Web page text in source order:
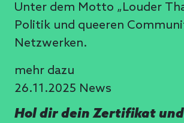
Unter dem Motto „Louder
Politik und queeren
Netzwerken.
mehr dazu
26.11.2025 News
Hol dir dein Zertifikat